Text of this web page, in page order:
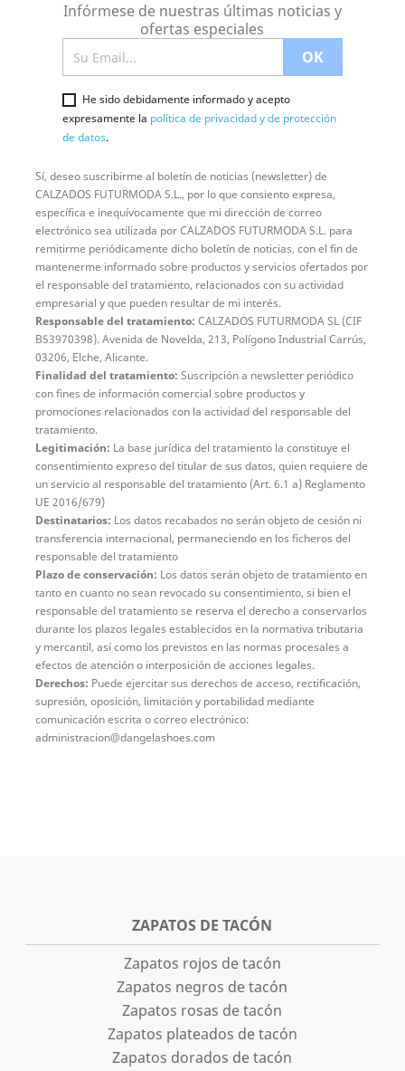
Infórmese de nuestras últimas noticias y
ofertas especiales
He sido debidamente informado y acepto
expresamente la política de privacidad y de protección
de datos.
Sí, deseo suscribirme al boletín de noticias (newsletter) de
CALZADOS FUTURMODA S.L., por lo que consiento expresa,
específica e inequívocamente que mi dirección de correo
electrónico sea utilizada por CALZADOS FUTURMODA S.L. para
remitirme periódicamente dicho boletín de noticias, con el fin de
mantenerme informado sobre productos y servicios ofertados por
el responsable del tratamiento, relacionados con su actividad
empresarial y que pueden resultar de mi interés.
Responsable del tratamiento: CALZADOS FUTURMODA SL (CIF
B53970398). Avenida de Novelda, 213, Polígono Industrial Carrús,
03206, Elche, Alicante.
Finalidad del tratamiento: Suscripción a newsletter periódico
con fines de información comercial sobre productos y
promociones relacionados con la actividad del responsable del
tratamiento.
Legitimación: La base jurídica del tratamiento la constituye el
consentimiento expreso del titular de sus datos, quien requiere de
un servicio al responsable del tratamiento (Art. 6.1 a) Reglamento
UE 2016/679)
Destinatarios: Los datos recabados no serán objeto de cesión ni
transferencia internacional, permaneciendo en los ficheros del
responsable del tratamiento
Plazo de conservación: Los datos serán objeto de tratamiento en
tanto en cuanto no sean revocado su consentimiento, si bien el
responsable del tratamiento se reserva el derecho a conservarlos
durante los plazos legales establecidos en la normativa tributaria
y mercantil, así como los previstos en las normas procesales a
efectos de atención o interposición de acciones legales.
Derechos: Puede ejercitar sus derechos de acceso, rectificación,
supresión, oposición, limitación y portabilidad mediante
comunicación escrita o correo electrónico:
administracion@dangelashoes.com
ZAPATOS DE TACÓN
Zapatos rojos de tacón
Zapatos negros de tacón
Zapatos rosas de tacón
Zapatos plateados de tacón
Zapatos dorados de tacón